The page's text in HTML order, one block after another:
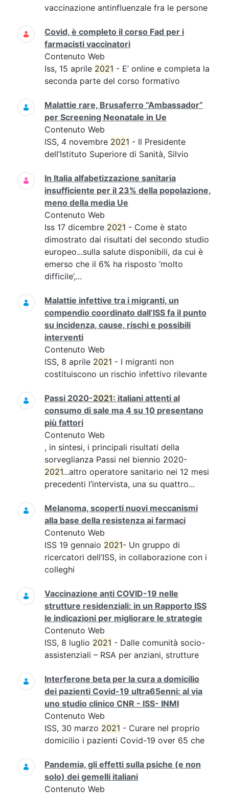
vaccinazione antinfluenzale fra le persone
Covid, è completo il corso Fad per i
farmacisti vaccinatori
Contenuto Web
Iss, 15 aprile 2021 - E’ online e completa la
seconda parte del corso formativo
Malattie rare, Brusaferro “Ambassador”
per Screening Neonatale in Ue
Contenuto Web
ISS, 4 novembre 2021 - Il Presidente
dell’Istituto Superiore di Sanità, Silvio
In Italia alfabetizzazione sanitaria
insufficiente per il 23% della popolazione,
meno della media Ue
Contenuto Web
Iss 17 dicembre 2021 - Come è stato
dimostrato dai risultati del secondo studio
europeo...sulla salute disponibili, da cui è
emerso che il 6% ha risposto ‘molto
difficile’,...
Malattie infettive tra i migranti, un
compendio coordinato dall’ISS fa il punto
su incidenza, cause, rischi e possibili
interventi
Contenuto Web
ISS, 8 aprile 2021 - I migranti non
costituiscono un rischio infettivo rilevante
Passi 2020-2021: italiani attenti al
consumo di sale ma 4 su 10 presentano
più fattori
Contenuto Web
, in sintesi, i principali risultati della
sorveglianza Passi nel biennio 2020-
2021...altro operatore sanitario nei 12 mesi
precedenti l’intervista, una su quattro...
Melanoma, scoperti nuovi meccanismi
alla base della resistenza ai farmaci
Contenuto Web
ISS 19 gennaio 2021- Un gruppo di
ricercatori dell’ISS, in collaborazione con i
colleghi
Vaccinazione anti COVID-19 nelle
strutture residenziali: in un Rapporto ISS
le indicazioni per migliorare le strategie
Contenuto Web
ISS, 8 luglio 2021 - Dalle comunità socio-
assistenziali – RSA per anziani, strutture
Interferone beta per la cura a domicilio
dei pazienti Covid-19 ultra65enni: al via
uno studio clinico CNR - ISS- INMI
Contenuto Web
ISS, 30 marzo 2021 - Curare nel proprio
domicilio i pazienti Covid-19 over 65 che
Pandemia, gli effetti sulla psiche (e non
solo) dei gemelli italiani
Contenuto Web